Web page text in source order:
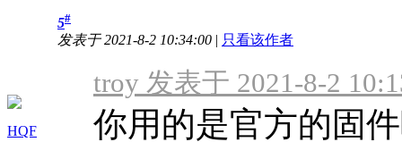
HQF
5#
发表于 2021-8-2 10:34:00 | 只看该作者
troy 发表于 2021-8-2
你用的是官方的固